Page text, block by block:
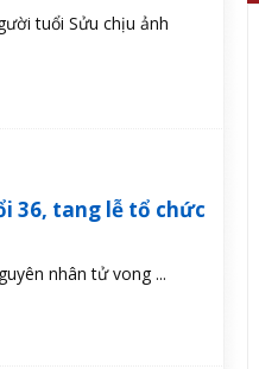
tuổi Sửu chịu ảnh
36, tang lễ tổ chức
nhân tử vong ...